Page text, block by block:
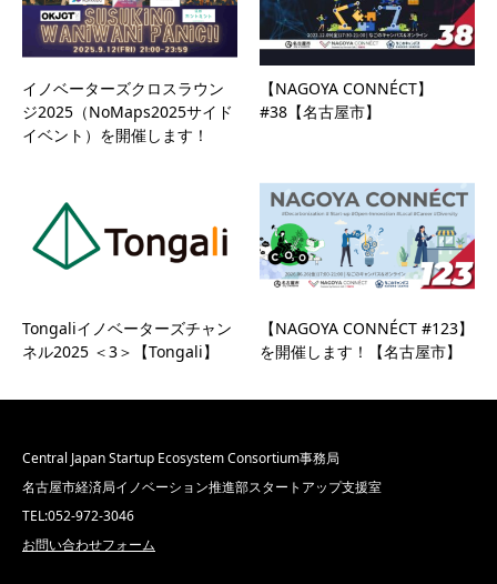
イノベーターズクロスラウン
ジ2025（NoMaps2025サイド
イベント）を開催します！
【NAGOYA CONNÉCT】
#38【名古屋市】
Tongaliイノベーターズチャン
ネル2025 ＜3＞【Tongali】
【NAGOYA CONNÉCT #123】
を開催します！【名古屋市】
Central Japan Startup Ecosystem Consortium事務局
名古屋市経済局イノベーション推進部スタートアップ支援室
TEL:052-972-3046
お問い合わせフォーム